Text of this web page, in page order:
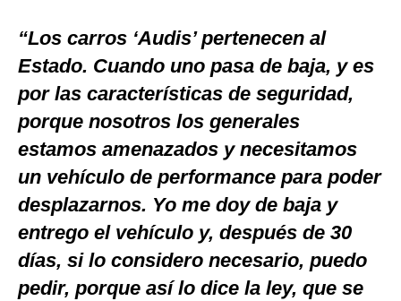
“Los carros ‘Audis’ pertenecen al
Estado. Cuando uno pasa de baja, y es
por las características de seguridad,
porque nosotros los generales
estamos amenazados y necesitamos
un vehículo de performance para poder
desplazarnos. Yo me doy de baja y
entrego el vehículo y, después de 30
días, si lo considero necesario, puedo
pedir, porque así lo dice la ley, que se